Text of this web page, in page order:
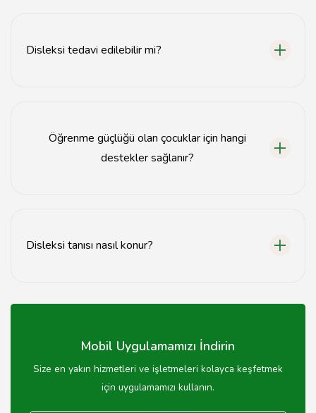
Disleksi tedavi edilebilir mi?
Öğrenme güçlüğü olan çocuklar için hangi
destekler sağlanır?
Disleksi tanısı nasıl konur?
tarafından yapılan değerlendirmelerle konur.
Mobil Uygulamamızı İndirin
Size en yakın hizmetleri ve işletmeleri kolayca keşfetmek
için uygulamamızı kullanın.